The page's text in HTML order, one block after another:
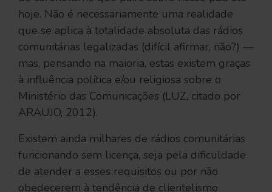
hoje. Não é necessariamente uma realidade
que se aplica à totalidade absoluta das rádios
comunitárias legalizadas (difícil afirmar, não?) —
mas, pensando na maioria, estas existem graças
à influência política e/ou religiosa sobre o
Ministério das Comunicações (LUZ, citado por
ARAUJO, 2012).
Existem ainda milhares de rádios comunitárias
funcionando sem licença, seja pela dificuldade
de atender a esses requisitos ou por não
obedecerem à tendência de clientelismo